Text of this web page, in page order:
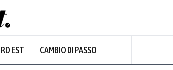
EST CAMBIO DI PASSO
Prevalentemente soleggiato